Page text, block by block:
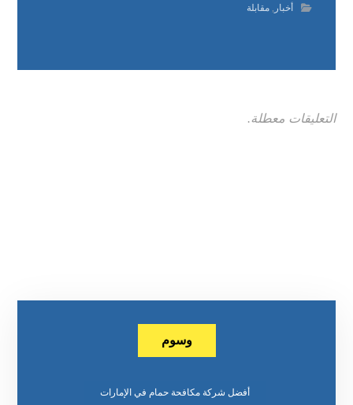
أخبار ,مقابلة
التعليقات معطلة.
وسوم
أفضل شركة مكافحة حمام في الإمارات